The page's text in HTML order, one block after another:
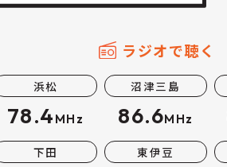
ラジオで聴く
浜松
78.4 MHz
沼津三島
86.6MHz
下田 東伊豆